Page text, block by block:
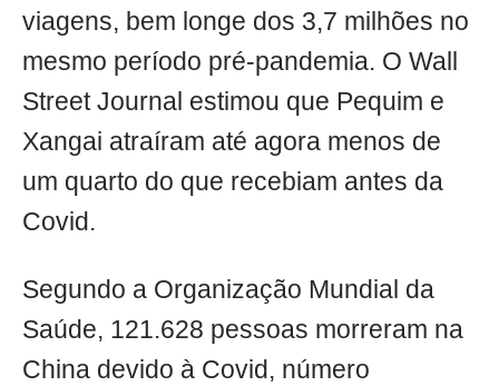
viagens, bem longe dos 3,7 milhões no
mesmo período pré-pandemia. O Wall
Street Journal estimou que Pequim e
Xangai atraíram até agora menos de
um quarto do que recebiam antes da
Covid.
Segundo a Organização Mundial da
Saúde, 121.628 pessoas morreram na
China devido à Covid, número